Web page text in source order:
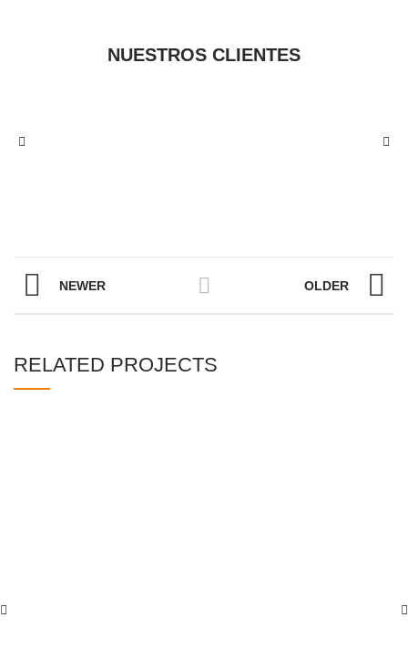
NUESTROS CLIENTES
NEWER OLDER
RELATED PROJECTS